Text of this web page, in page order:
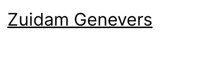
Zuidam Genevers